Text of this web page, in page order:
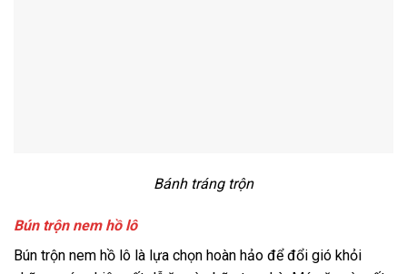
Bánh tráng trộn
Bún trộn nem hồ lô
Bún trộn nem hồ lô là lựa chọn hoàn hảo để đổi gió khỏi